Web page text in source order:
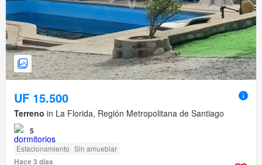
UF 15.500
Terreno in La Florida, Región Metropolitana de Santiago
5
Estacionamiento Sin amueblar
Hace 3 días